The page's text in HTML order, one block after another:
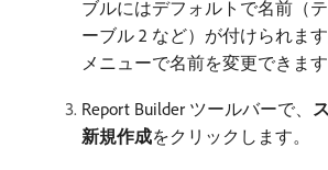
ブルにはデフォルトで名前（
ーブル 2 など）が付けられま
メニューで名前を変更できます
Report Builder ツールバーで、
新規作成​をクリックします。